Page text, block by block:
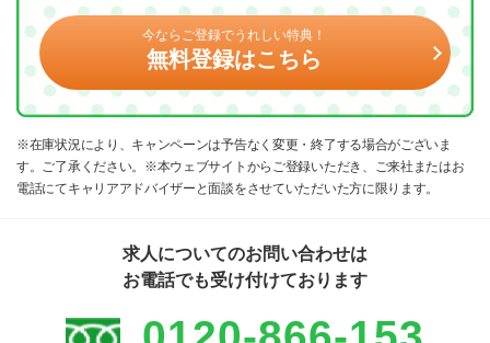
今ならご登録でうれしい特典！
無料登録はこちら
※在庫状況により、キャンペーンは予告なく変更・終了する場合がございま
す。ご了承ください。※本ウェブサイトからご登録いただき、ご来社またはお
電話にてキャリアアドバイザーと面談をさせていただいた方に限ります。
求人についてのお問い合わせは
お電話でも受け付けております